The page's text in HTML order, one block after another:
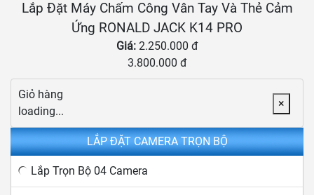
Lắp Đặt Máy Chấm Công Vân Tay Và Thẻ Cảm
Ứng RONALD JACK K14 PRO
Giá: 2.250.000 đ
3.800.000 đ
×
Giỏ hàng
loading...
LẮP ĐẶT CAMERA TRỌN BỘ
Lắp Trọn Bộ 04 Camera